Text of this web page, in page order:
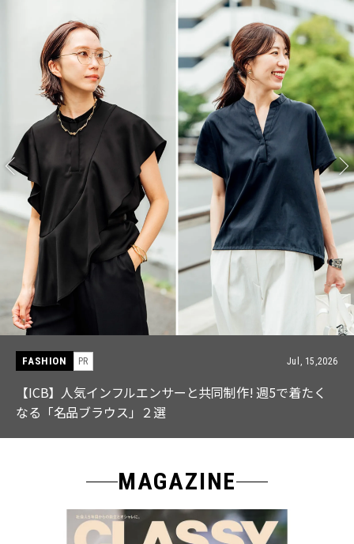
FASHION PR Jul, 15,2026
【ICB】人気インフルエンサーと共同制作! 週5で着たく
なる「名品ブラウス」２選
MAGAZINE